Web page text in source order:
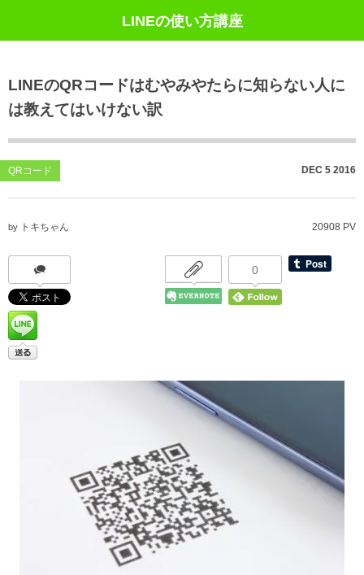
LINEの使い方講座
LINEのQRコードはむやみやたらに知らない人に
は教えてはいけない訳
QRコード DEC 5 2016
by トキちゃん 20908 PV
0